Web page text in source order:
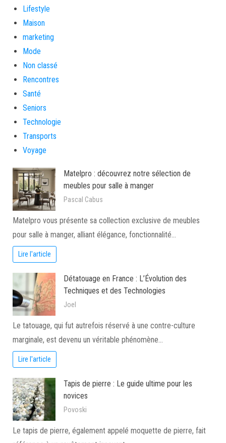
Lifestyle
Maison
marketing
Mode
Non classé
Rencontres
Santé
Seniors
Technologie
Transports
Voyage
Matelpro : découvrez notre sélection de
meubles pour salle à manger
Pascal Cabus
Matelpro vous présente sa collection exclusive de meubles
pour salle à manger, alliant élégance, fonctionnalité…
Lire l'article
Détatouage en France : L’Évolution des
Techniques et des Technologies
Joel
Le tatouage, qui fut autrefois réservé à une contre-culture
marginale, est devenu un véritable phénomène…
Lire l'article
Tapis de pierre : Le guide ultime pour les
novices
Povoski
Le tapis de pierre, également appelé moquette de pierre, fait